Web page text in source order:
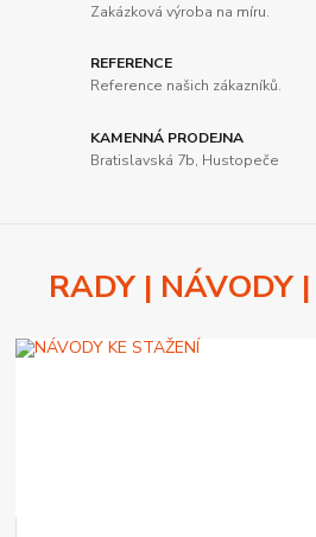
Zakázková výroba na míru.
REFERENCE
Reference našich zákazníků.
KAMENNÁ PRODEJNA
Bratislavská 7b, Hustopeče
RADY | NÁVODY